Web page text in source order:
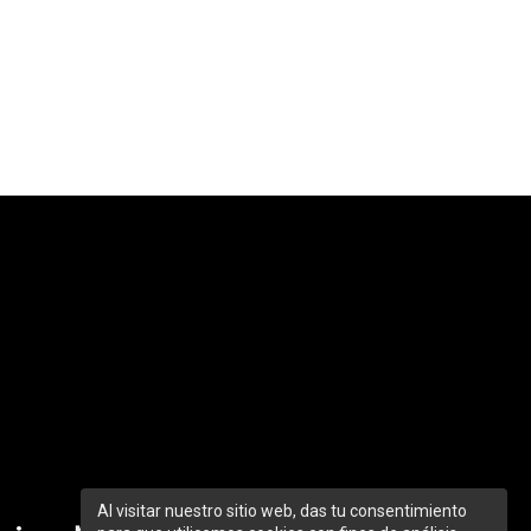
Al visitar nuestro sitio web, das tu consentimiento